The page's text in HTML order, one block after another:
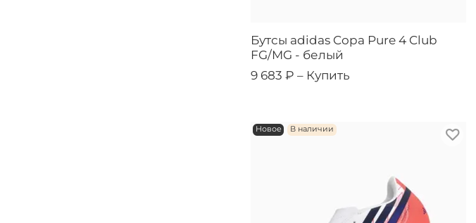
Бутсы adidas Copa Pure 4 Club
FG/MG - белый
9 683 ₽ – Купить
Новое В наличии